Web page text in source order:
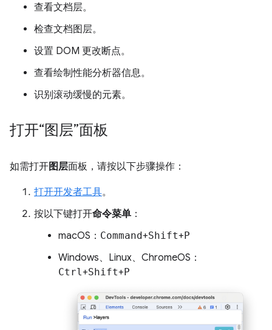
查看文档层。
检查文档图层。
设置 DOM 更改断点。
查看绘制性能分析器信息。
识别滚动缓慢的元素。
打开“图层”面板
如需打开图层面板，请按以下步骤操作：
打开开发者工具。
按以下键打开命令菜单 ：
macOS： Command+Shift+P
Windows、Linux、ChromeOS：
Ctrl+Shift+P